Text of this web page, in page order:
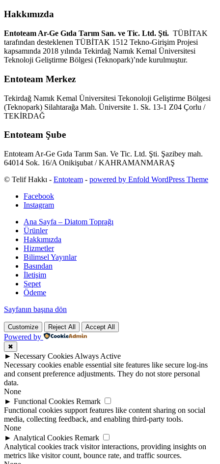
Hakkımızda
Entoteam Ar-Ge Gıda Tarım San. ve Tic. Ltd. Şti. TÜBİTAK
tarafından desteklenen TÜBİTAK 1512 Tekno-Girişim Projesi
kapsamında 2018 yılında Tekirdağ Namık Kemal Üniversitesi
Teknoloji Geliştirme Bölgesi (Teknopark)’nde kurulmuştur.
Entoteam Merkez
Tekirdağ Namık Kemal Üniversitesi Tekonoloji Geliştirme Bölgesi
(Teknopark) Silahtarağa Mah. Üniversite 1. Sk. 13-1 Z04 Çorlu /
TEKİRDAĞ
Entoteam Şube
Entoteam Ar-Ge Gıda Tarım San. Ve Tic. Ltd. Şti. Şazibey mah.
64014 Sok. 16/A Onikişubat / KAHRAMANMARAŞ
© Telif Hakkı - Entoteam - powered by Enfold WordPress Theme
Facebook
Instagram
Ana Sayfa – Diatom Toprağı
Ürünler
Hakkımızda
Hizmetler
Bilimsel Yayınlar
Basından
İletişim
Sepet
Ödeme
Sayfanın başına dön
Customize Reject All Accept All
Powered by
✖
► Necessary Cookies Always Active
Necessary cookies enable essential site features like secure log-ins
and consent preference adjustments. They do not store personal
data.
None
► Functional Cookies Remark
Functional cookies support features like content sharing on social
media, collecting feedback, and enabling third-party tools.
None
► Analytical Cookies Remark
Analytical cookies track visitor interactions, providing insights on
metrics like visitor count, bounce rate, and traffic sources.